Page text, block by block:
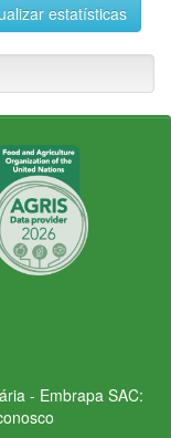
estatísticas
- Embrapa SAC: